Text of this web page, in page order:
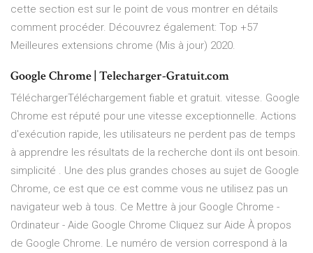
cette section est sur le point de vous montrer en détails
comment procéder. Découvrez également: Top +57
Meilleures extensions chrome (Mis à jour) 2020.
Google Chrome | Telecharger-Gratuit.com
TéléchargerTéléchargement fiable et gratuit. vitesse. Google
Chrome est réputé pour une vitesse exceptionnelle. Actions
d'exécution rapide, les utilisateurs ne perdent pas de temps
à apprendre les résultats de la recherche dont ils ont besoin.
simplicité . Une des plus grandes choses au sujet de Google
Chrome, ce est que ce est comme vous ne utilisez pas un
navigateur web à tous. Ce Mettre à jour Google Chrome -
Ordinateur - Aide Google Chrome Cliquez sur Aide À propos
de Google Chrome. Le numéro de version correspond à la